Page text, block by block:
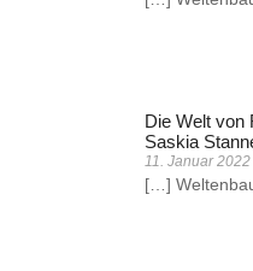
Die Welt von
Saskia
11. Januar
[…]